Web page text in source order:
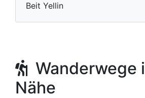
Beit Yellin
Wanderwege
Nähe